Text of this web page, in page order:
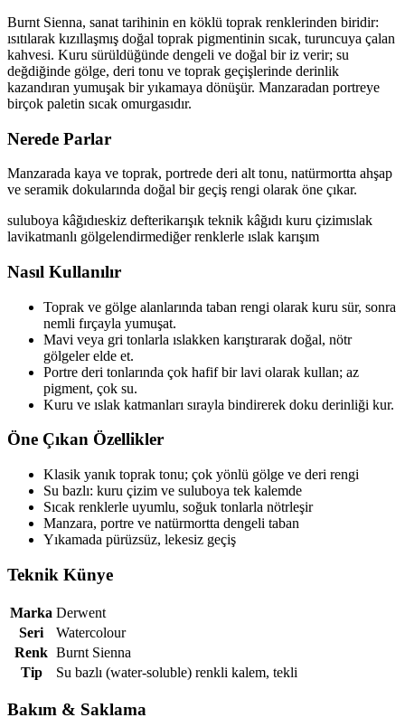
Burnt Sienna, sanat tarihinin en köklü toprak renklerinden biridir:
ısıtılarak kızıllaşmış doğal toprak pigmentinin sıcak, turuncuya çalan
kahvesi. Kuru sürüldüğünde dengeli ve doğal bir iz verir; su
değdiğinde gölge, deri tonu ve toprak geçişlerinde derinlik
kazandıran yumuşak bir yıkamaya dönüşür. Manzaradan portreye
birçok paletin sıcak omurgasıdır.
Nerede Parlar
Manzarada kaya ve toprak, portrede deri alt tonu, natürmortta ahşap
ve seramik dokularında doğal bir geçiş rengi olarak öne çıkar.
suluboya kâğıdıeskiz defterikarışık teknik kâğıdı kuru çizimıslak
lavikatmanlı gölgelendirmediğer renklerle ıslak karışım
Nasıl Kullanılır
Toprak ve gölge alanlarında taban rengi olarak kuru sür, sonra
nemli fırçayla yumuşat.
Mavi veya gri tonlarla ıslakken karıştırarak doğal, nötr
gölgeler elde et.
Portre deri tonlarında çok hafif bir lavi olarak kullan; az
pigment, çok su.
Kuru ve ıslak katmanları sırayla bindirerek doku derinliği kur.
Öne Çıkan Özellikler
Klasik yanık toprak tonu; çok yönlü gölge ve deri rengi
Su bazlı: kuru çizim ve suluboya tek kalemde
Sıcak renklerle uyumlu, soğuk tonlarla nötrleşir
Manzara, portre ve natürmortta dengeli taban
Yıkamada pürüzsüz, lekesiz geçiş
Teknik Künye
Marka Derwent
Seri
Watercolour
Renk Burnt Sienna
Tip
Su bazlı (water-soluble) renkli kalem, tekli
Bakım & Saklama